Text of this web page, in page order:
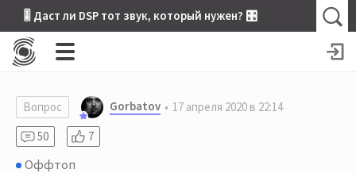
🎚 Даст ли DSP тот звук, который нужен? 🎛
Вопрос Gorbatov
17 апреля 2020 в 22:14
50
7
Оффтоп